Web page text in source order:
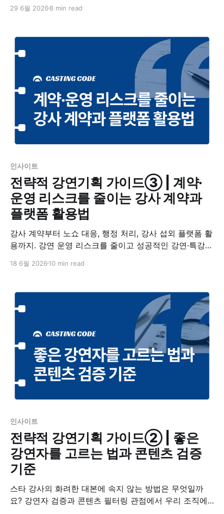
29 6월 2026 8 min read
인사이트
전략적 강연기획 가이드③ | 계약·
운영 리스크를 줄이는 강사 계약과
플랫폼 활용법
강사 계약부터 노쇼 대응, 행정 처리, 강사 섭외 플랫폼 활
용까지. 강연 운영 리스크를 줄이고 성공적인 강연·특강을
18 6월 2026 10 min read
인사이트
전략적 강연기획 가이드② | 좋은
강연자를 고르는 법과 콘텐츠 검증
기준
스타 강사의 화려한 대본에 속지 않는 방법은 무엇일까
요? 강연자 검증과 콘텐츠 필터링 관점에서 우리 조직에